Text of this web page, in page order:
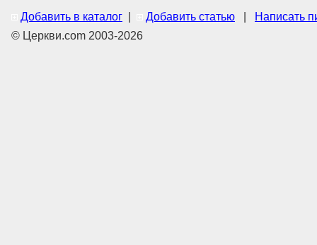
Добавить в каталог Добавить статью
Написать
© Церкви.com 2003-2026